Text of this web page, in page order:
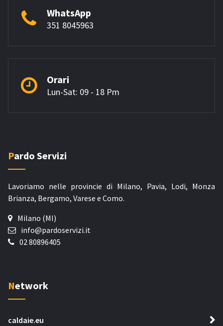
WhatsApp
351 8045963
Orari
Lun-Sat: 09 - 18 Pm
Pardo Servizi
Lavoriamo nelle provincie di Milano, Pavia, Lodi, Monza
Brianza, Bergamo, Varese e Como.
Milano (MI)
info@pardoservizi.it
02 80896405
Network
caldaie.eu